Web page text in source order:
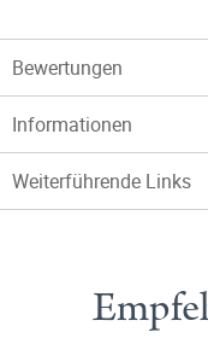
Bewertungen
Informationen
Weiterführende Links